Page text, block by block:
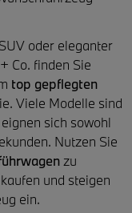
oder eleganter
Co. finden Sie
top gepflegten
Viele Modelle sind
sich sowohl
Nutzen Sie
zu
und steigen
ein.